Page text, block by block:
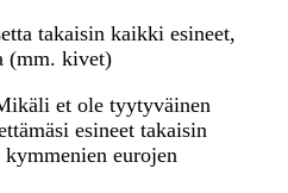
takaisin kaikki esineet,
(mm. kivet)
et ole tyytyväinen
esineet takaisin
eurojen